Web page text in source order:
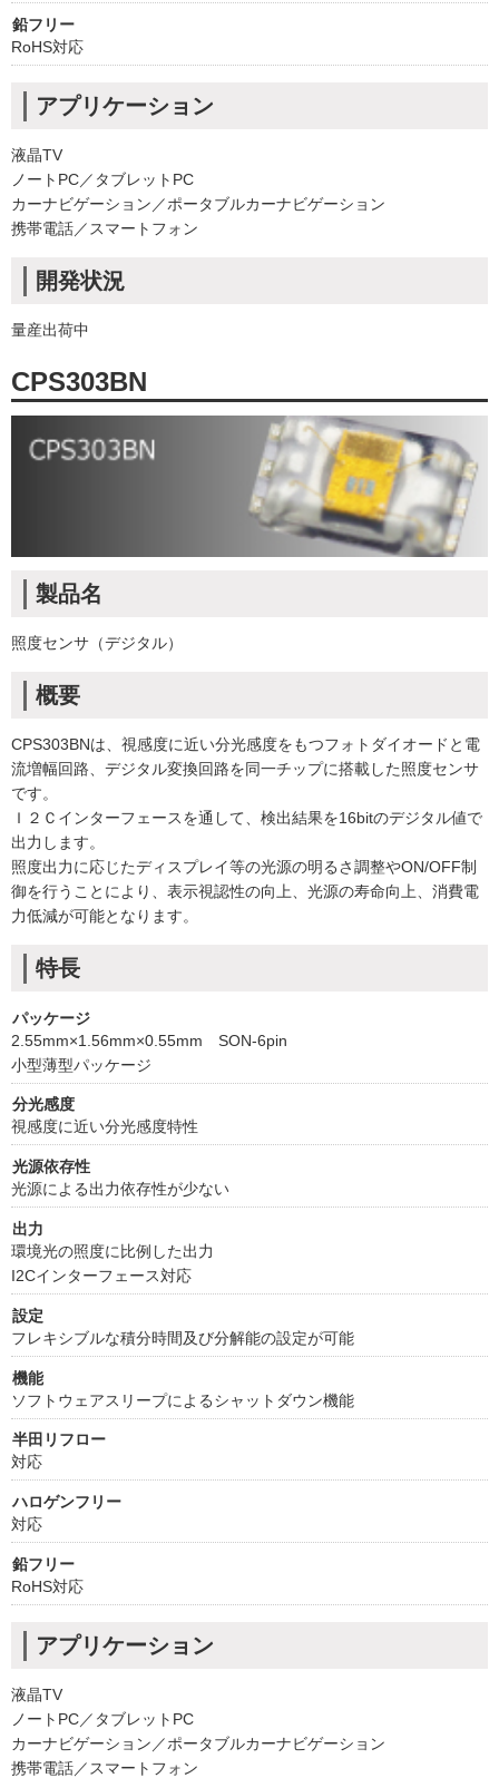
鉛フリー
RoHS対応
アプリケーション
液晶TV
ノートPC／タブレットPC
カーナビゲーション／ポータブルカーナビゲーション
携帯電話／スマートフォン
開発状況
量産出荷中
CPS303BN
製品名
照度センサ（デジタル）
概要
CPS303BNは、視感度に近い分光感度をもつフォトダイオードと電
流増幅回路、デジタル変換回路を同一チップに搭載した照度センサ
です。
Ｉ２Ｃインターフェースを通して、検出結果を16bitのデジタル値で
出力します。
照度出力に応じたディスプレイ等の光源の明るさ調整やON/OFF制
御を行うことにより、表示視認性の向上、光源の寿命向上、消費電
力低減が可能となります。
特長
パッケージ
2.55mm×1.56mm×0.55mm SON-6pin
小型薄型パッケージ
分光感度
視感度に近い分光感度特性
光源依存性
光源による出力依存性が少ない
出力
環境光の照度に比例した出力
I2Cインターフェース対応
設定
フレキシブルな積分時間及び分解能の設定が可能
機能
ソフトウェアスリープによるシャットダウン機能
半田リフロー
対応
ハロゲンフリー
対応
鉛フリー
RoHS対応
アプリケーション
液晶TV
ノートPC／タブレットPC
カーナビゲーション／ポータブルカーナビゲーション
携帯電話／スマートフォン